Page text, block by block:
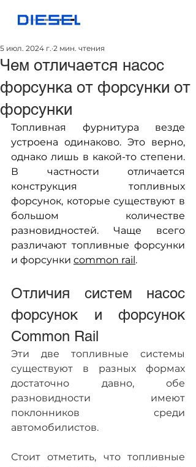
Чем отличается насос
форсунка от форсунки от
форсунки
5 июл. 2024 г. 2 мин. чтения
Топливная фурнитура везде
устроена одинаково. Это верно,
однако лишь в какой-то степени.
В частности отличается
конструкция топливных
форсунок, которые существуют в
большом количестве
разновидностей. Чаще всего
различают топливные форсунки
и форсунки common rail.
Отличия систем насос
форсунок и форсунок
Common Rail
Эти две топливные системы
существуют в разных формах
достаточно давно, обе
разновидности имеют
поклонников среди
автомобилистов.
Стоит отметить, что топливные